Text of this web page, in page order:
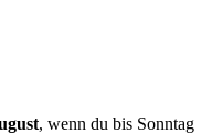
, wenn du bis Sonntag